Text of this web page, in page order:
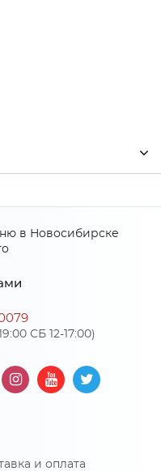
крафт/Дуб крафт
СБ 12-17:00)
и оплата